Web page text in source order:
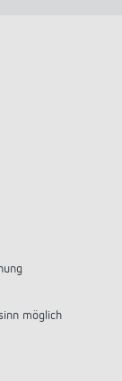
möglich